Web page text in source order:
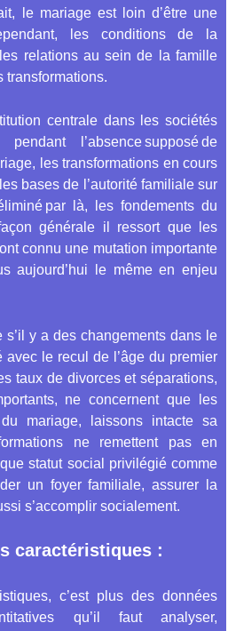
le mariage est loin d’être une
les conditions de la
relations au sein de la famille
transformations.
centrale dans les sociétés
l’absence supposé de
les transformations en cours
bases de l’autorité familiale sur
par là, les fondements du
générale il ressort que les
connu une mutation importante
aujourd’hui le même en enjeu
s’il y a des changements dans le
le recul de l’âge du premier
taux de divorces et séparations,
ne concernent que les
mariage, laissons intacte sa
ne remettent pas en
statut social privilégié comme
un foyer familiale, assurer la
s’accomplir socialement.
caractéristiques :
c’est plus des données
qu’il faut analyser,